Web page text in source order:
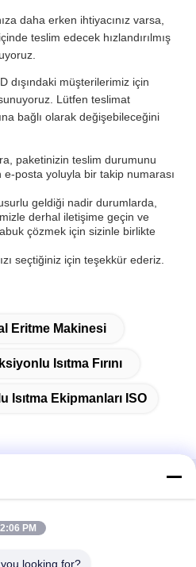
daha erken ihtiyacınız varsa,
teslim edecek hızlandırılmış
dışındaki müşterilerimiz için
Lütfen teslimat
bağlı olarak değişebileceğini
paketinizin teslim durumunu
posta yoluyla bir takip numarası
geldiği nadir durumlarda,
derhal iletişime geçin ve
çözmek için sizinle birlikte
seçtiğiniz için teşekkür ederiz.
Eritme Makinesi
Isıtma Fırını
Ekipmanları ISO
Kasabası (Endüstriyel
2:06 PM
looking for?